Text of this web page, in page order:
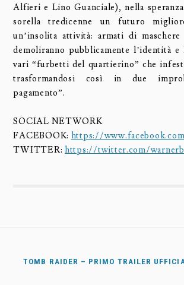
Alfieri e Lino Guanciale), nella
sorella tredicenne un futuro
un’insolita attività: armati di
demoliranno pubblicamente l’identità
vari “furbetti del quartierino” che
trasformandosi così in due
pagamento”.
SOCIAL NETWORK
FACEBOOK: https://
TWITTER:https://twitter.com/
TOMB RAIDER – PRIMO TRAILER